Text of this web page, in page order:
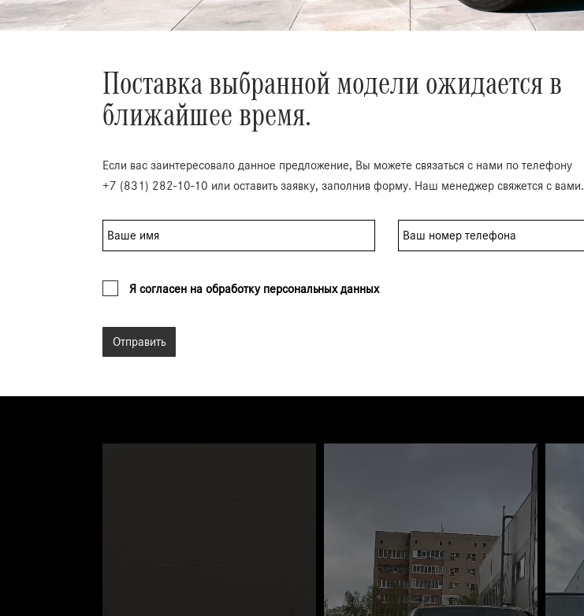
Поставка выбранной модели ожидается в
ближайшее время.
Если вас заинтересовало данное предложение, Вы можете связаться с нами по телефону
+7 (831) 282-10-10 или оставить заявку, заполнив форму. Наш менеджер свяжется с вами.
Я согласен на обработку персональных данных
Отправить